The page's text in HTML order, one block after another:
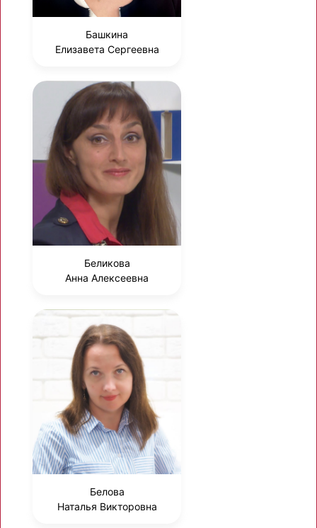
Башкина
Елизавета Сергеевна
Беликова
Анна Алексеевна
Белова
Наталья Викторовна